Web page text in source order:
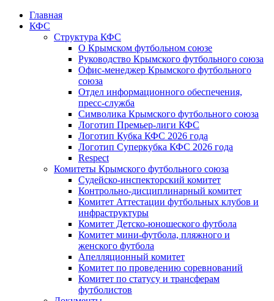
Главная
КФС
Структура КФС
О Крымском футбольном союзе
Руководство Крымского футбольного союза
Офис-менеджер Крымского футбольного
союза
Отдел информационного обеспечения,
пресс-служба
Символика Крымского футбольного союза
Логотип Премьер-лиги КФС
Логотип Кубка КФС 2026 года
Логотип Суперкубка КФС 2026 года
Respect
Комитеты Крымского футбольного союза
Судейско-инспекторский комитет
Контрольно-дисциплинарный комитет
Комитет Аттестации футбольных клубов и
инфраструктуры
Комитет Детско-юношеского футбола
Комитет мини-футбола, пляжного и
женского футбола
Апелляционный комитет
Комитет по проведению соревнований
Комитет по статусу и трансферам
футболистов